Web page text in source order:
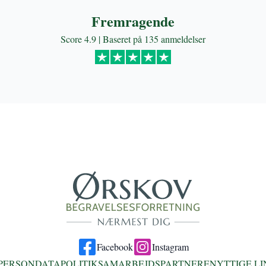
Fremragende
Score 4.9 | Baseret på 135 anmeldelser
Facebook
Instagram
SAMARBEJDSPARTNERENYTTIGE